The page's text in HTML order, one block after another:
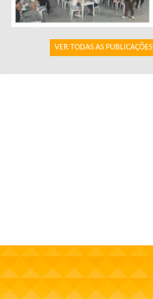
VER TODAS AS PUBLICAÇÕES